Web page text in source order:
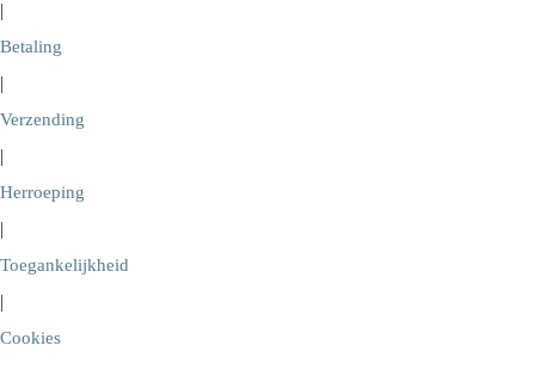
|
Betaling
|
Verzending
|
Herroeping
|
Toegankelijkheid
|
Cookies